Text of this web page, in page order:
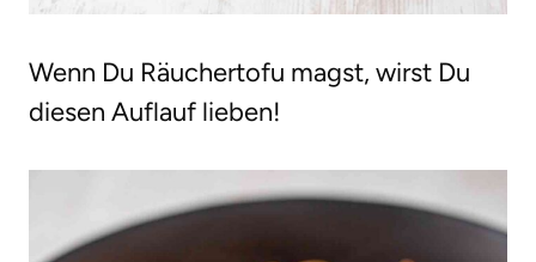
Wenn Du Räuchertofu magst, wirst Du
diesen Auflauf lieben!